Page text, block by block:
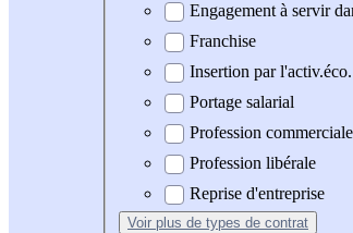
Engagement à servir
Franchise
Insertion par l'activ.éco.
Portage salarial
Profession commerciale
Profession libérale
Reprise d'entreprise
Voir plus de types de contrat